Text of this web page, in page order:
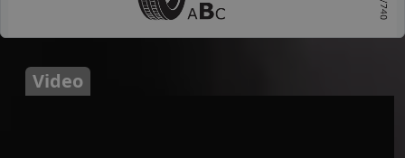
Video